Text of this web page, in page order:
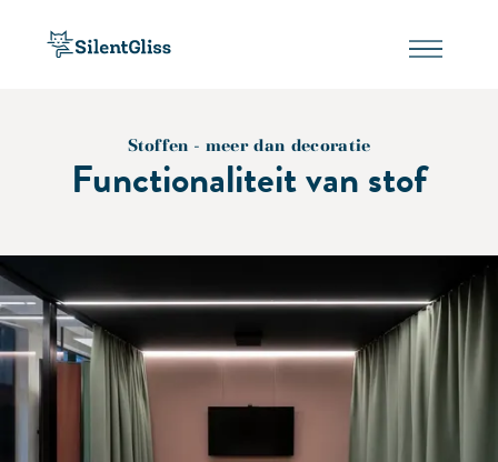
Stoffen - meer dan decoratie
Functionaliteit van stof